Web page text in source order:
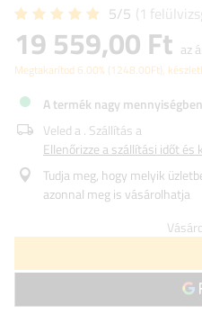
5/5 (1
19 559,00 Ft az
Megtakarítod 6.00% (1248.00Ft),
A termék nagy
Veled a. Szállítás a
Ellenőrizze a szállítási időt és
Tudja meg, hogy melyik
azonnal meg is vásárolhatja